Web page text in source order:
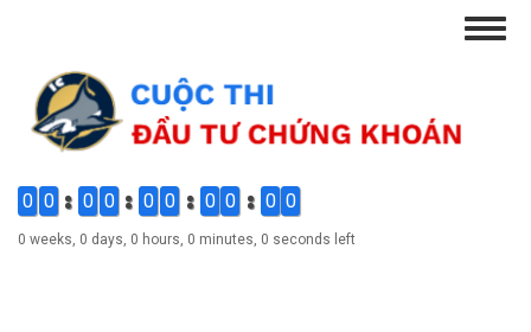
content
0 0 0 0 0 0 0 0 0 0
0 weeks, 0 days, 0 hours, 0 minutes, 0 seconds left